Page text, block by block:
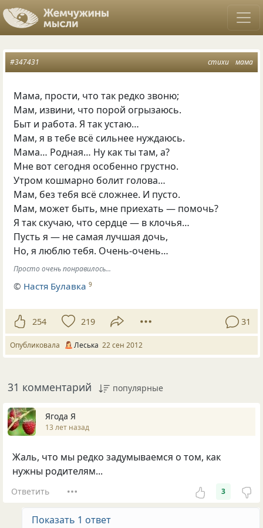
стихи мама
#347431
Мама, прости, что так редко звоню;
Мам, извини, что порой огрызаюсь.
Быт и работа. Я так устаю…
Мам, я в тебе всё сильнее нуждаюсь.
Мама… Родная… Ну как ты там, а?
Мне вот сегодня особенно грустно.
Утром кошмарно болит голова…
Мам, без тебя всё сложнее. И пусто.
Мам, может быть, мне приехать — помочь?
Я так скучаю, что сердце — в клочья…
Пусть я — не самая лучшая дочь,
Но, я люблю тебя. Очень-очень…
Просто очень понравилось...
© Настя Булавка 9
254 219 31
Опубликовала Леська 22 сен 2012
31 комментарий популярные
Ягода Я
13 лет назад
Жаль, что мы редко задумываемся о том, как
нужны родителям...
Ответить 3
Показать 1 ответ